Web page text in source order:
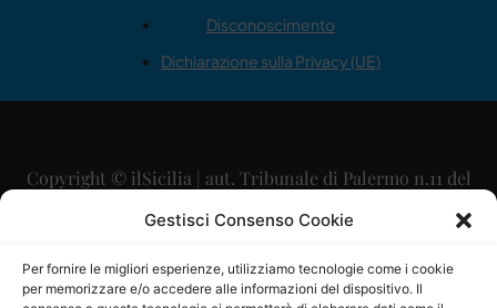
Gestisci Consenso Cookie
Per fornire le migliori esperienze, utilizziamo tecnologie come i cookie
per memorizzare e/o accedere alle informazioni del dispositivo. Il
Disconoscimento
Dichiarazione sulla Privacy (UE)
Copyright © ilSicilia | aut. Tribunale di Palermo n.11 del
29/09/2015
Direttore Editoriale: Maurizio Scaglione